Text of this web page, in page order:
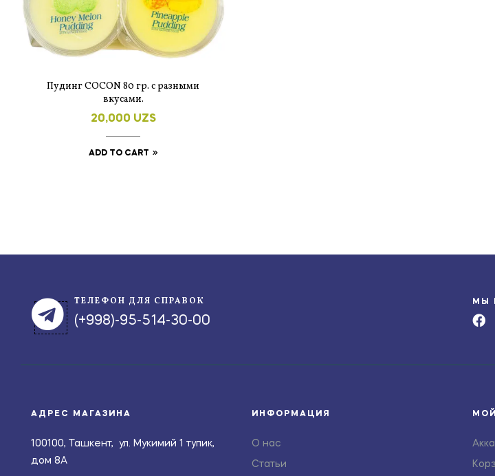
Пудинг COCON 80 гр. с разными
вкусами.
20,000 UZS
ADD TO CART
ТЕЛЕФОН ДЛЯ СПРАВОК
(+998)-95-514-30-00
МЫ
АДРЕС МАГАЗИНА
100100, Ташкент, ул. Мукимий 1 тупик,
дом 8А
ИНФОРМАЦИЯ
О нас
Статьи